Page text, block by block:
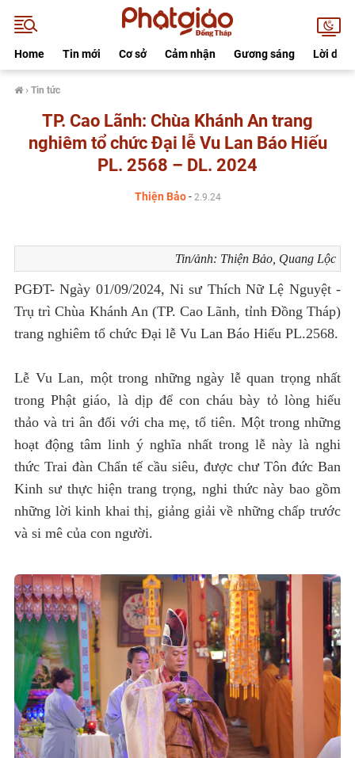
Home Tin mới Cơ sở Cảm nhận Gương sáng Lời dạy
› Tin tức
TP. Cao Lãnh: Chùa Khánh An trang
nghiêm tổ chức Đại lễ Vu Lan Báo Hiếu
PL. 2568 – DL. 2024
Thiện Bảo- 2.9.24
Tin/ảnh: Thiện Bảo, Quang Lộc
PGĐT-Ngày 01/09/2024, Ni sư Thích Nữ Lệ Nguyệt -
Trụ trì Chùa Khánh An (TP. Cao Lãnh, tỉnh Đồng Tháp)
trang nghiêm tổ chức Đại lễ Vu Lan Báo Hiếu PL.2568.
Lễ Vu Lan, một trong những ngày lễ quan trọng nhất
trong Phật giáo, là dịp để con cháu bày tỏ lòng hiếu
thảo và tri ân đối với cha mẹ, tổ tiên. Một trong những
hoạt động tâm linh ý nghĩa nhất trong lễ này là nghi
thức Trai đàn Chẩn tế cầu siêu, được chư Tôn đức Ban
Kinh sư thực hiện trang trọng, nghi thức này bao gồm
những lời kinh khai thị, giảng giải về những chấp trước
và si mê của con người.